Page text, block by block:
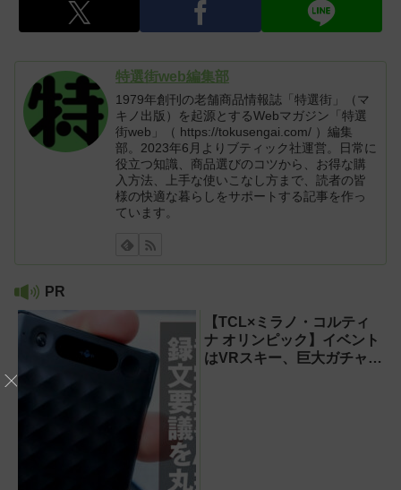
特選街web編集部
1979年創刊の老舗商品情報誌「特選街」（マ
キノ出版）を起源とするWebマガジン「特選
街web」（ https://tokusengai.com/ ）編集
部。2023年6月よりブティック社運営。日常に
役立つ知識、商品選びのコツから、お得な購
入方法、上手な使いこなし方まで、読者の皆
様の快適な暮らしをサポートする記事を作っ
ています。
PR
【TCL×ミラノ・コルティ
ナ オリンピック】イベント
はVRスキー、巨大ガチャな